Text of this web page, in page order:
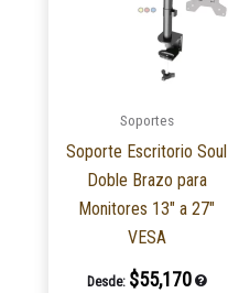
Soportes
Soporte Escritorio Soul
Doble Brazo para
Monitores 13″ a 27″
VESA
Desde: $55,170